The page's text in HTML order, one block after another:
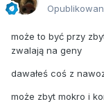
może to być przy
zwalają na geny
dawałeś coś z
może zbyt mokro i